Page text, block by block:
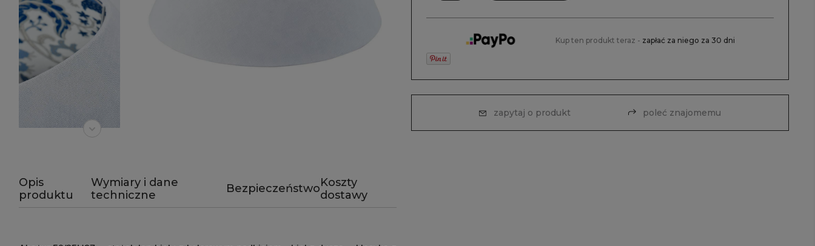
Opis
produktu
Wymiary i dane
techniczne
BezpieczeństwoKoszty
dostawy
Kup ten produkt teraz - zapłać za niego za 30 dni
zapytaj o produkt poleć znajomemu